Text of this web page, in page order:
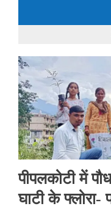
पीपलकोटी में
घाटी के